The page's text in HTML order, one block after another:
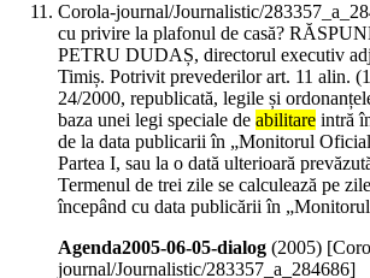
Corola-journal/Journalistic/
cu privire la plafonul de casă?
PETRU DUDAȘ, directorul executiv
Timiș. Potrivit prevederilor art. 11 alin.
24/2000, republicată, legile și
baza unei legi speciale de abilitare intră
de la data publicarii în „Monitorul
Partea I, sau la o dată ulterioară
Termenul de trei zile se calculează pe
începând cu data publicării în
Agenda2005-06-05-dialog (2005)
journal/Journalistic/283357_a_284686]